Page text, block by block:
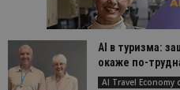
AI в туризма:
окаже по-
AI Travel Economy